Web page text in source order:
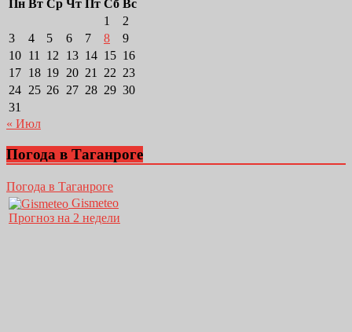
Пн Вт Ср Чт Пт Сб Вс
1
2
3
4 5 6 7 8
9
10 11 12 13 14 15 16
17 18 19 20 21 22 23
24 25 26 27 28 29 30
31
« Июл
Погода в Таганроге
Погода в Таганроге
Gismeteo
Прогноз на 2 недели